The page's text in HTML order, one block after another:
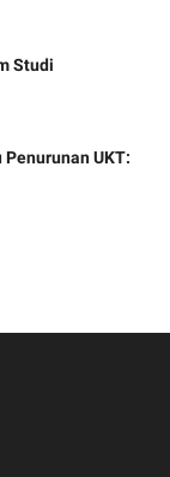
Studi
UKT: